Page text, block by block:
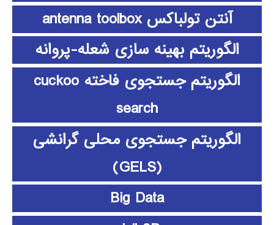
آنتن تولباکس antenna toolbox
الگوریتم بهینه سازی شعله-پروانه
الگوریتم جستجوی فاخته cuckoo
search
الگوریتم جستجوی محلی گرانشی
(GELS)
Big Data